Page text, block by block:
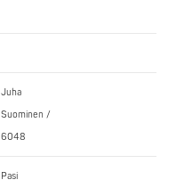
Juha
Suominen /
6048
Pasi